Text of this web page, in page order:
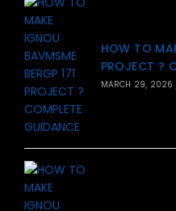
HOW TO
PROJECT ?
MARCH 29, 2026